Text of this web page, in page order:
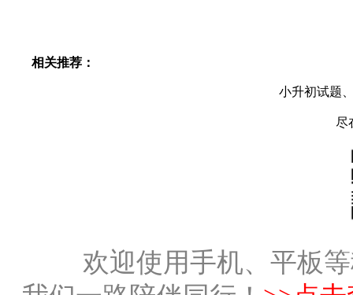
相关推荐：
小升初试题
尽
欢迎使用手机、平板